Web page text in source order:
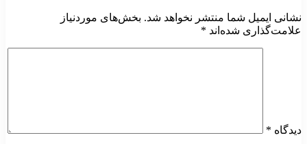
نشانی ایمیل شما منتشر نخواهد شد. بخش‌های موردنیاز
علامت‌گذاری شده‌اند *
دیدگاه *